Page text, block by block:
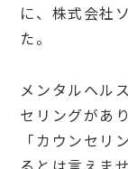
に、株式会社
た。
メンタルヘル
セリングがあ
「カウンセリ